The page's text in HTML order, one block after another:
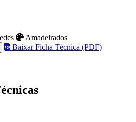
Amadeirados
Baixar Ficha Técnica (PDF)